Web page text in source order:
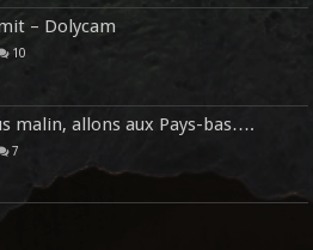
– Dolycam
10
malin, allons aux Pays-bas….
7